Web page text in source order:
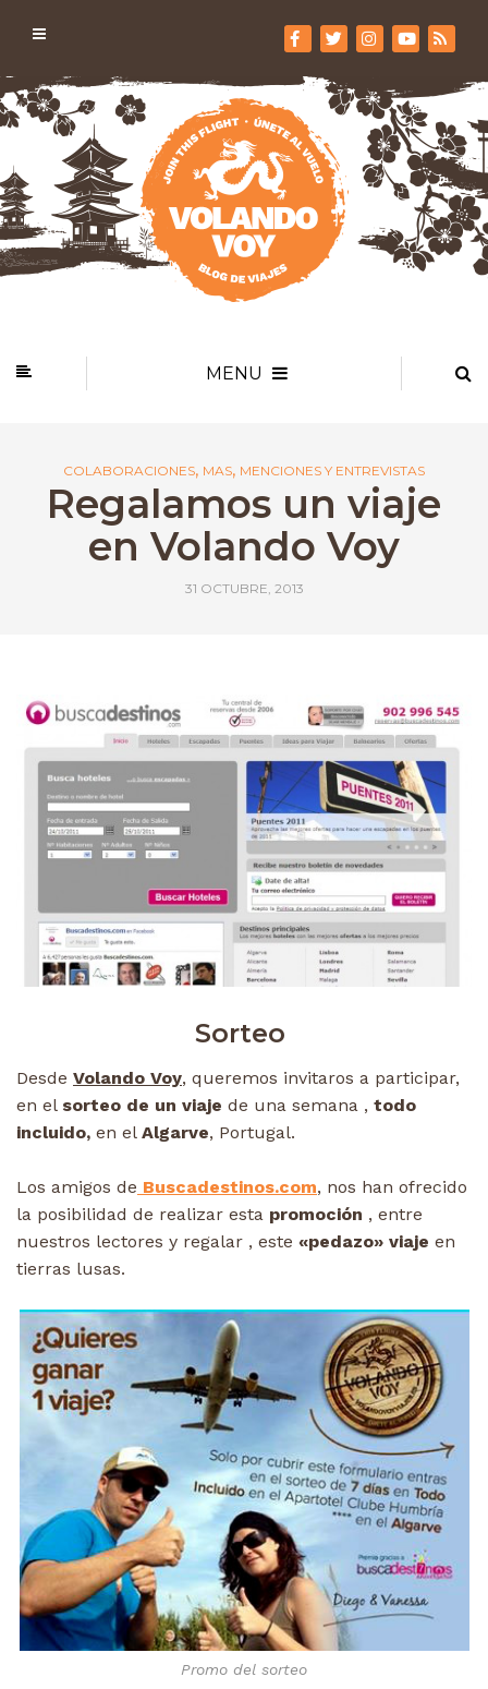
MENU
COLABORACIONES, MAS, MENCIONES Y ENTREVISTAS
Regalamos un viaje
en Volando Voy
31 OCTUBRE, 2013
Sorteo
Desde Volando Voy, queremos invitaros a participar,
en el sorteo de un viaje de una semana , todo
incluido, en el Algarve, Portugal.
Los amigos de Buscadestinos.com, nos han ofrecido
la posibilidad de realizar esta promoción , entre
nuestros lectores y regalar , este «pedazo» viaje en
tierras lusas.
Promo del sorteo